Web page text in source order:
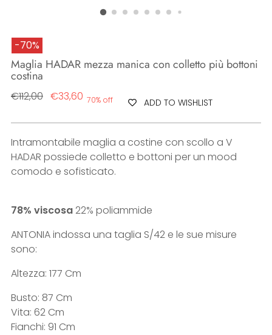
-70%
Maglia HADAR mezza manica con colletto più bottoni
costina
Regular
€112,00 €33,60 70% off ADD TO WISHLIST
Intramontabile maglia a costine con scollo a V
HADAR possiede colletto e bottoni per un mood
comodo e sofisticato.
78% viscosa 22% poliammide
ANTONIA indossa una taglia S/42 e le sue misure
sono:
Altezza: 177 Cm
Busto: 87 Cm
Vita: 62 Cm
Fianchi: 91 Cm